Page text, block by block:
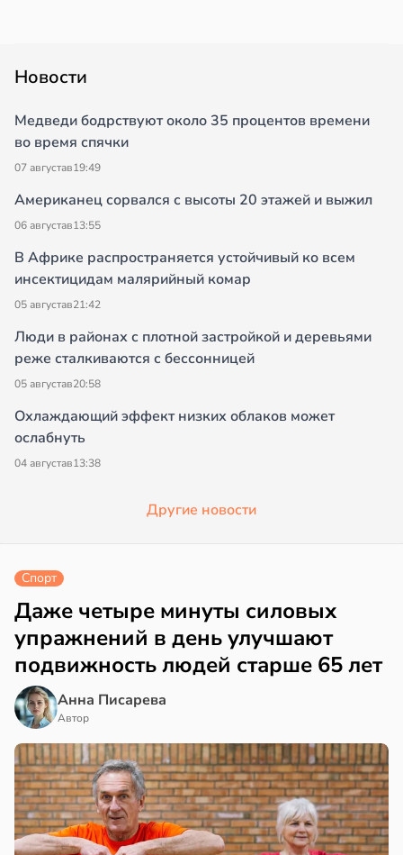
Новости
Медведи бодрствуют около 35 процентов времени
во время спячки
07 августав19:49
Американец сорвался с высоты 20 этажей и выжил
06 августав13:55
В Африке распространяется устойчивый ко всем
инсектицидам малярийный комар
05 августав21:42
Люди в районах с плотной застройкой и деревьями
реже сталкиваются с бессонницей
05 августав20:58
Охлаждающий эффект низких облаков может
ослабнуть
04 августав13:38
Другие новости
Спорт
Даже четыре минуты силовых
упражнений в день улучшают
подвижность людей старше 65 лет
Анна Писарева
Автор